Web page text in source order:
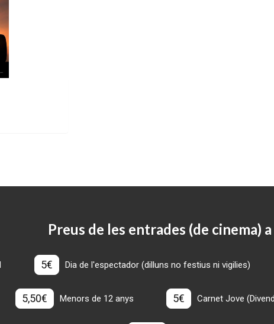
Preus de les entrades (de cinema)
5€ Dia de l'espectador (dilluns no festius ni vigilies)
5,50€ Menors de 12 anys 5€ Carnet Jove